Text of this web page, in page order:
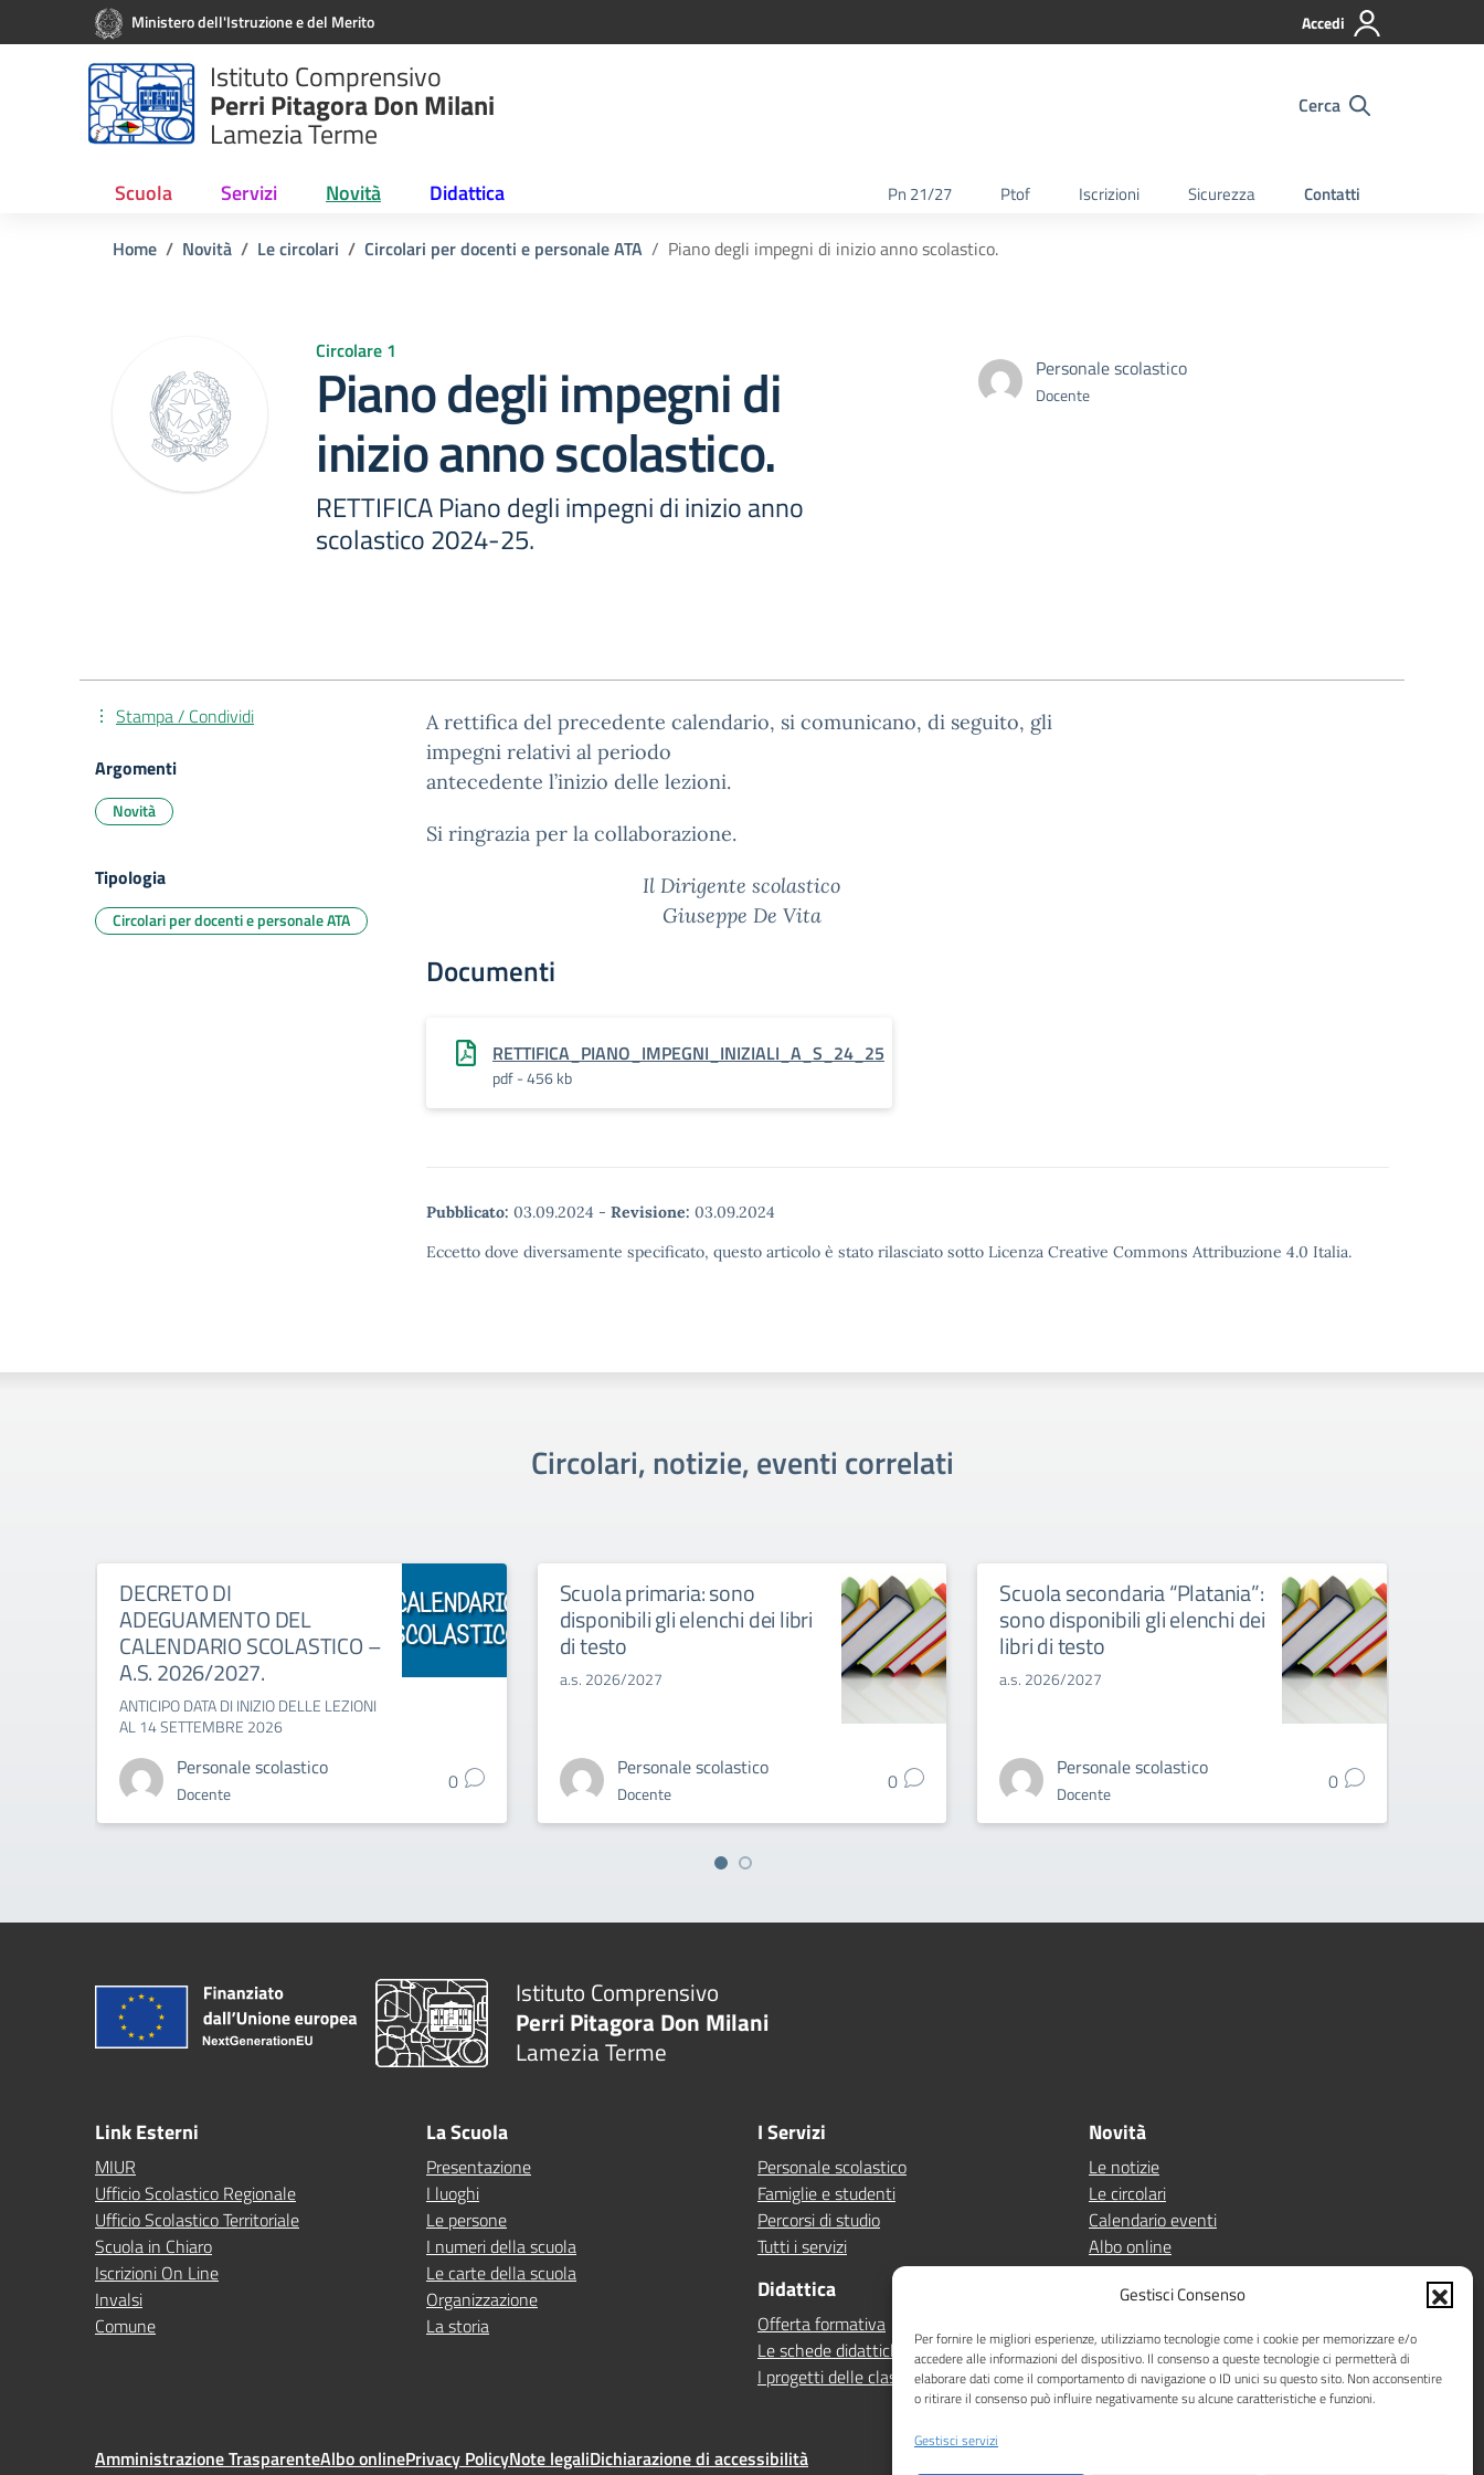
Gestisci Consenso
Per fornire le migliori esperienze, utilizziamo tecnologie come i cookie per memorizzare e/o
accedere alle informazioni del dispositivo. Il consenso a queste tecnologie ci permetterà di
elaborare dati come il comportamento di navigazione o ID unici su questo sito. Non acconsentire
o ritirare il consenso può influire negativamente su alcune caratteristiche e funzioni.
Gestisci servizi
Vai ai contenuti
Vai al menu di navigazioneMinistero dell'Istruzione e del Merito Accedi
Istituto Comprensivo
Perri Pitagora Don Milani
Lamezia Terme
Cerca
Scuola Servizi Novità Didattica Pn 21/27 Ptof Iscrizioni Sicurezza Contatti
Home Novità Le circolari Circolari per docenti e personale ATA Piano degli impegni di inizio anno scolastico.
Circolare 1
Piano degli impegni di
inizio anno scolastico.
RETTIFICA Piano degli impegni di inizio anno
scolastico 2024-25.
Personale scolastico
Docente
A rettifica del precedente calendario, si comunicano, di seguito, gli
impegni relativi al periodo
antecedente l’inizio delle lezioni.
Si ringrazia per la collaborazione.
Il Dirigente scolastico
Giuseppe De Vita
Documenti
RETTIFICA_PIANO_IMPEGNI_INIZIALI_A_S_24_25
pdf - 456 kb
Pubblicato: 03.09.2024 - Revisione: 03.09.2024
Eccetto dove diversamente specificato, questo articolo è stato rilasciato sotto Licenza Creative Commons Attribuzione 4.0 Italia.
Stampa / Condividi
Argomenti
Novità
Tipologia
Circolari per docenti e personale ATA
Circolari, notizie, eventi correlati
DECRETO DI
ADEGUAMENTO DEL
CALENDARIO SCOLASTICO –
A.S. 2026/2027.
ANTICIPO DATA DI INIZIO DELLE LEZIONI
AL 14 SETTEMBRE 2026
Personale scolastico
Docente 0
Scuola primaria: sono
disponibili gli elenchi dei libri
di testo
a.s. 2026/2027
Personale scolastico
Docente 0
Scuola secondaria “Platania”:
sono disponibili gli elenchi dei
libri di testo
a.s. 2026/2027
Personale scolastico
Docente 0
Istituto Comprensivo
Perri Pitagora Don Milani
Lamezia Terme
Link Esterni
MIUR
Ufficio Scolastico Regionale
Ufficio Scolastico Territoriale
Scuola in Chiaro
Iscrizioni On Line
Invalsi
Comune
La Scuola
Presentazione
I luoghi
Le persone
I numeri della scuola
Le carte della scuola
Organizzazione
La storia
I Servizi
Personale scolastico
Famiglie e studenti
Percorsi di studio
Tutti i servizi
Didattica
Offerta formativa
Le schede didattiche
I progetti delle classi
Novità
Le notizie
Le circolari
Calendario eventi
Albo online
Pn 21/27
Iscrizioni
Sicurezza
Contatti
Amministrazione TrasparenteAlbo onlinePrivacy PolicyNote legaliDichiarazione di accessibilità